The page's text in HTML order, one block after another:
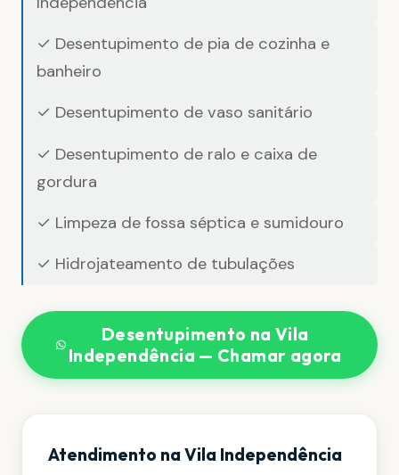
✓ Desentupimento de pia de cozinha e
banheiro
✓ Desentupimento de vaso sanitário
✓ Desentupimento de ralo e caixa de
gordura
✓ Limpeza de fossa séptica e sumidouro
✓ Hidrojateamento de tubulações
Desentupimento na Vila
Independência — Chamar agora
Atendimento na Vila Independência